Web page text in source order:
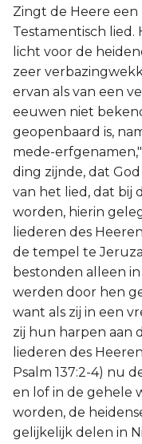
Zingt de Heere
Testamentisch lied.
licht voor de
zeer
ervan als van een
eeuwen niet
geopenbaard is,
mede-
ding zijnde, dat
van het lied, dat bij
worden, hierin
liederen des
de tempel te
bestonden alleen
werden door hen
want als zij in een
zij hun harpen aan
liederen des
Psalm 137:2-4) nu
en lof in de gehele
worden, de
gelijkelijk delen in